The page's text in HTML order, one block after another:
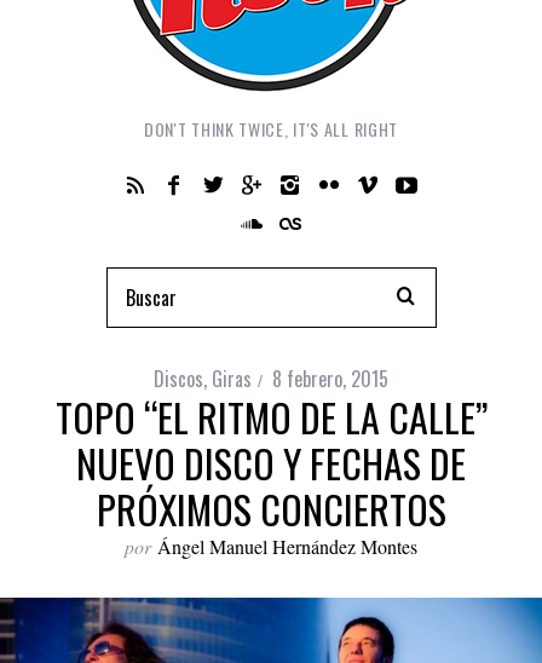
DON'T THINK TWICE, IT'S ALL RIGHT
Discos, Giras 8 febrero, 2015
TOPO “EL RITMO DE LA CALLE”
NUEVO DISCO Y FECHAS DE
PRÓXIMOS CONCIERTOS
por Ángel Manuel Hernández Montes